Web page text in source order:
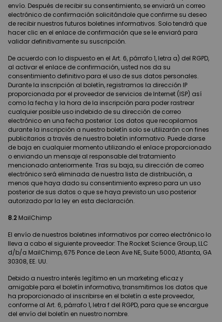
envío. Después de recibir su consentimiento, se enviará un correo
electrónico de confirmación solicitándole que confirme su deseo
de recibir nuestros futuros boletines informativos. Solo tendrá que
hacer clic en el enlace de confirmación que se le enviará para
validar definitivamente su suscripción.
De acuerdo con lo dispuesto en el Art. 6, párrafo 1, letra a) del RGPD,
al activar el enlace de confirmación, usted nos da su
consentimiento definitivo para el uso de sus datos personales.
Durante la inscripción al boletín, registramos la dirección IP
proporcionada por el proveedor de servicios de Internet (ISP) así
como la fecha y la hora de la inscripción para poder rastrear
cualquier posible uso indebido de su dirección de correo
electrónico en una fecha posterior. Los datos que recopilamos
durante la inscripción a nuestro boletín solo se utilizarán con fines
publicitarios a través de nuestro boletín informativo. Puede darse
de baja en cualquier momento utilizando el enlace proporcionado
o enviando un mensaje al responsable del tratamiento
mencionado anteriormente. Tras su baja, su dirección de correo
electrónico será eliminada de nuestra lista de distribución, a
menos que haya dado su consentimiento expreso para un uso
posterior de sus datos o que se haya previsto un uso posterior
autorizado por la ley en esta declaración.
8.2 MailChimp
El envío de nuestros boletines informativos por correo electrónico lo
lleva a cabo el siguiente proveedor: The Rocket Science Group, LLC
d/b/a MailChimp, 675 Ponce de Leon Ave NE, Suite 5000, Atlanta, GA
30308, EE. UU.
Debido a nuestro interés legítimo en un marketing eficaz y
amigable para el boletín informativo, transmitimos los datos que
ha proporcionado al inscribirse en el boletín a este proveedor,
conforme al Art. 6, párrafo 1, letra f del RGPD, para que se encargue
del envío del boletín en nuestro nombre.